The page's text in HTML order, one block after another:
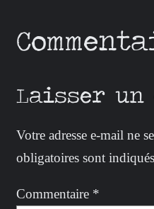
Laisser un
Votre adresse e-mail ne
obligatoires sont
Commentaire *